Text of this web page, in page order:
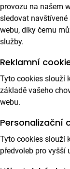
provozu na našem
sledovat
webu, díky čemu
služby.
Reklamní
Tyto cookies slouží
základě vašeho
webu.
Personalizační
Tyto cookies slouží
předvoleb pro vyšší